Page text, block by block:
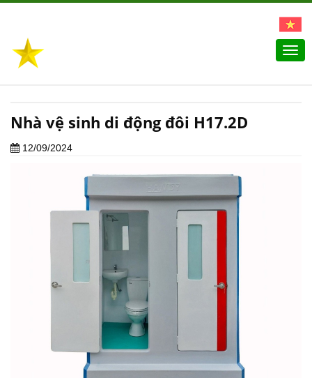
Nhà vệ sinh di động đôi H17.2D
12/09/2024